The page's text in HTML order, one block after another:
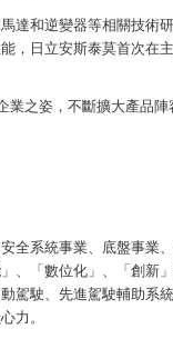
達和逆變器等相關技術
，日立安斯泰莫首次在
業之姿，不斷擴大產品
全系統事業、底盤事業
、「數位化」、「創新
駕駛、先進駕駛輔助系
力。